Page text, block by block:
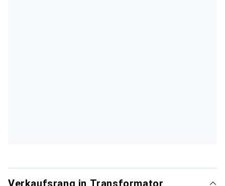
Verkaufsrang in Transformator